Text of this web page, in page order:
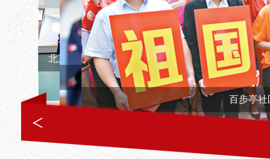
百步亭社区举行升旗仪
四川吉福社区开
合肥市庐阳区大杨镇草塘社区关工委开展“绘彩蛋 迎